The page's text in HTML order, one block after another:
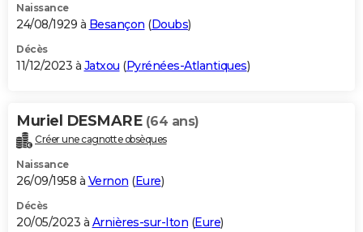
Naissance
24/08/1929 à Besançon (Doubs)
Décès
11/12/2023 à Jatxou (Pyrénées-Atlantiques)
Muriel DESMARE (64 ans)
Créer une cagnotte obsèques
Naissance
26/09/1958 à Vernon (Eure)
Décès
20/05/2023 à Arnières-sur-Iton (Eure)